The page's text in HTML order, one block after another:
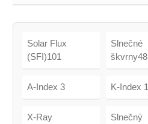
Solar Flux
(SFI)101
Slnečné
škvrny48
A-Index 3 K-Index 1
X-Ray
Slnečný